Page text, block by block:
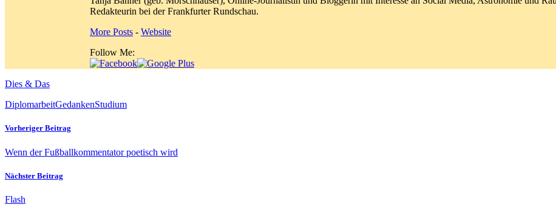
Redakteurin bei der Frankfurter Rundschau.
More Posts - Website
Follow Me:
Dies & Das
DiplomarbeitGedankenStudium
Vorheriger Beitrag
Wenn der Fußballkommentator poetisch wird
Nächster Beitrag
Flash